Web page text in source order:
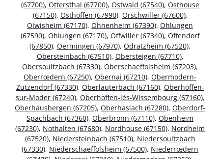
(67700), Ottersthal (67700), Ostwald (67540), Osthouse
(67150), Osthoffen (67990), Orschwiller (67600),
Olwisheim (67170), Ohnenheim (67390), Ohlungen
(67590), Ohlungen (67170), Offwiller (67340), Offendorf
(67850), Oermingen (67970), Odratzheim (67520),
Obersteinbach (67510), Obersteigen (67710),
Obersoultzbach (67330), Oberschaeffolsheim (67203),
Oberrœdern (67250), Obernai (67210), Obermodern-
Zutzendorf (67330), Oberlauterbach (67160), Oberhoffen-
sur-Moder (67240), Oberhoffen-lès-Wissembourg (67160),
Oberhausbergen (67205), Oberhaslach (67280), Oberdorf-
Spachbach (67360), Oberbronn (67110), Obenheim
(67230), Nothalten (67680), Nordhouse (67150), Nordheim
(67520), Niedersteinbach (67510), Niedersoultzbach
(67330), Niederschaeffolsheim (67500), Niederrœdern